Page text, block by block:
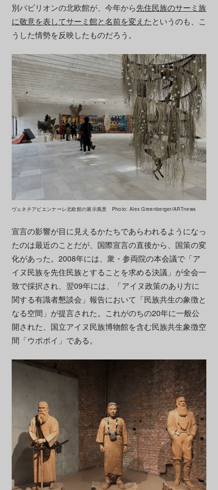
別パビリオンの北欧館が、今年から先住民族のサーミ族
に敬意を表してサーミ館と名前を変えたというのも、こ
うした情勢を反映したものだろう。
ヴェネチアビエンナーレ北欧館の展示風景 Photo: Alex Greenberger/ARTnews
宣言の影響が目に見えるかたちであらわれるようになっ
たのは最近のことだが、国際宣言の直後から、国策の変
化があった。2008年には、衆・参両院の本会議で「ア
イヌ民族を先住民族とすることを求める決議」が全会一
致で採択され、翌09年には、「アイヌ政策のあり方に
関する有識者懇談会」報告において「民族共生の象徴と
なる空間」が提言された。これがのちの20年に一般公
開された、国立アイヌ民族博物館を含む民族共生象徴空
間「ウポポイ」である。